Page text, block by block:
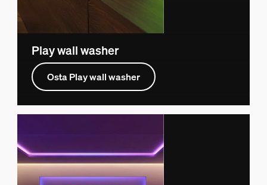
Play wall washer
Osta Play wall washer